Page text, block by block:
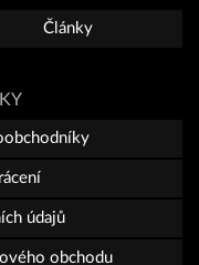
Články
údajů
obchodu